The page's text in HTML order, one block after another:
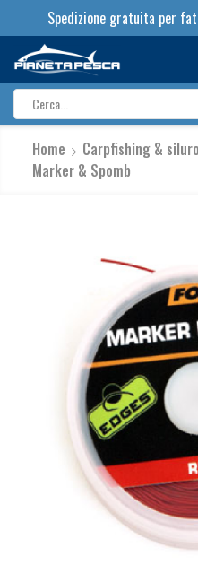
Spedizione gratuita per
Home Carpfishing & siluro
Marker & Spomb